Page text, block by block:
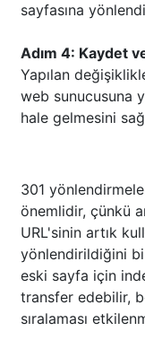
sayfasına
Adım 4: Kaydet
Yapılan
web sunucusuna
hale gelmesini
301
önemlidir, çünkü
URL'sinin artık
yönlendirildiğini
eski sayfa için
transfer edebilir,
sıralaması